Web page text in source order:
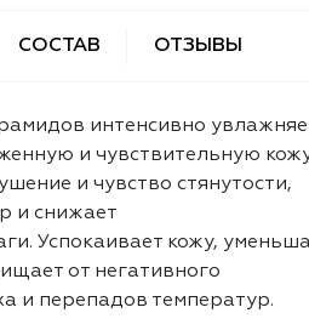
СОСТАВ ОТЗЫВЫ
интенсивно
и чувствительную
и чувство стянутости,
и снижает
Успокаивает кожу,
от негативного
и перепадов температур.